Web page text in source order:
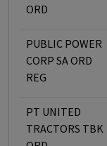
ORD
PUBLIC POWER
CORP SA ORD
REG
PT UNITED
TRACTORS TBK